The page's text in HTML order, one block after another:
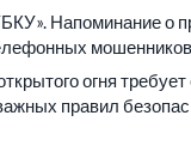
Напоминание о
мошенников
огня
правил